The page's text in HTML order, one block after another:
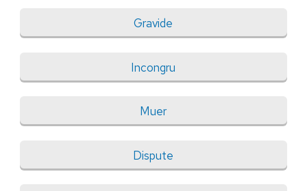
Gravide
Incongru
Muer
Dispute